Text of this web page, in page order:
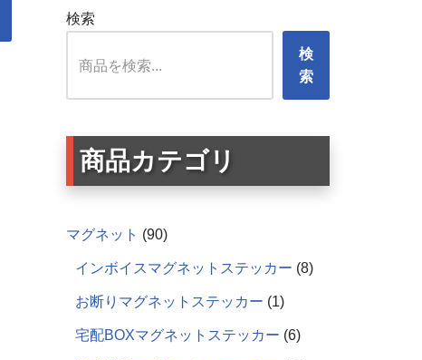
検索
検
索
商品カテゴリ
マグネット 90
インボイスマグネットステッカー 8
お断りマグネットステッカー 1
宅配BOXマグネットステッカー 6